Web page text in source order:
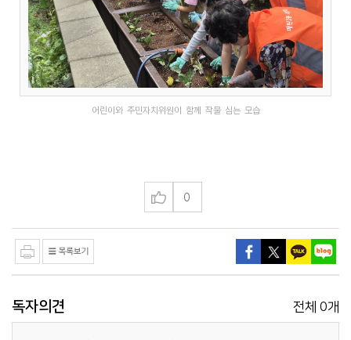
어린이와 주민자치위원이 함께 작물 심는 모습
0
독자의견 전체 0개